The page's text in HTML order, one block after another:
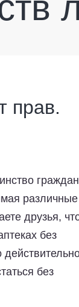
прав.
граждан
различные
друзья,
без
без